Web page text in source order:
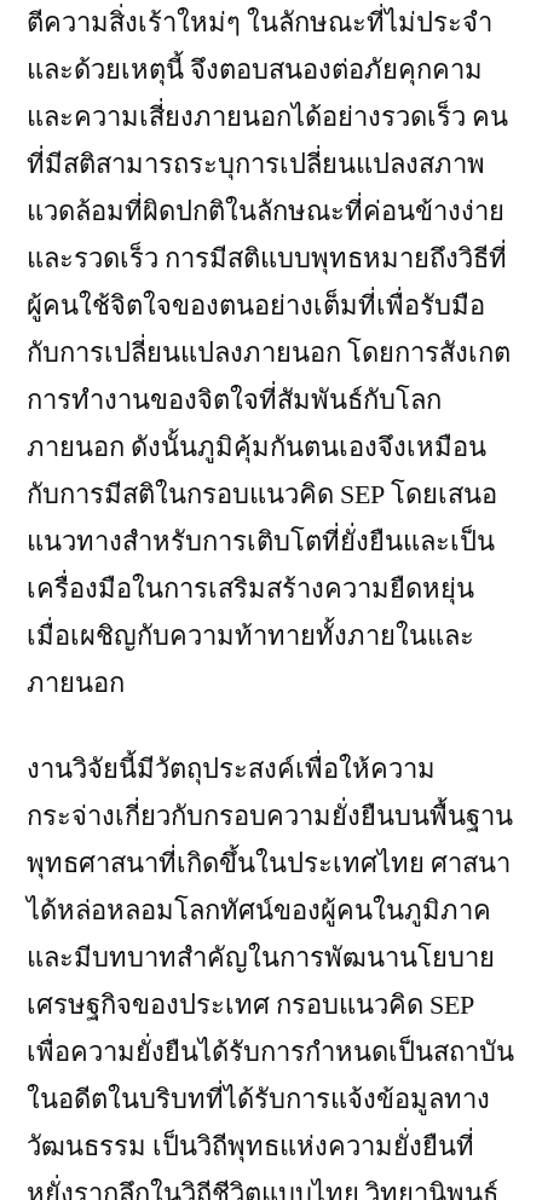
ตีความสิ่งเร้าใหม่ๆ ในลักษณะที่ไม่ประจำ
และด้วยเหตุนี้ จึงตอบสนองต่อภัยคุกคาม
และความเสี่ยงภายนอกได้อย่างรวดเร็ว คน
ที่มีสติสามารถระบุการเปลี่ยนแปลงสภาพ
แวดล้อมที่ผิดปกติในลักษณะที่ค่อนข้างง่าย
และรวดเร็ว การมีสติแบบพุทธหมายถึงวิธีที่
ผู้คนใช้จิตใจของตนอย่างเต็มที่เพื่อรับมือ
กับการเปลี่ยนแปลงภายนอก โดยการสังเกต
การทำงานของจิตใจที่สัมพันธ์กับโลก
ภายนอก ดังนั้นภูมิคุ้มกันตนเองจึงเหมือน
กับการมีสติในกรอบแนวคิด SEP โดยเสนอ
แนวทางสำหรับการเติบโตที่ยั่งยืนและเป็น
เครื่องมือในการเสริมสร้างความยืดหยุ่น
เมื่อเผชิญกับความท้าทายทั้งภายในและ
ภายนอก
งานวิจัยนี้มีวัตถุประสงค์เพื่อให้ความ
กระจ่างเกี่ยวกับกรอบความยั่งยืนบนพื้นฐาน
พุทธศาสนาที่เกิดขึ้นในประเทศไทย ศาสนา
ได้หล่อหลอมโลกทัศน์ของผู้คนในภูมิภาค
และมีบทบาทสำคัญในการพัฒนานโยบาย
เศรษฐกิจของประเทศ กรอบแนวคิด SEP
เพื่อความยั่งยืนได้รับการกำหนดเป็นสถาบัน
ในอดีตในบริบทที่ได้รับการแจ้งข้อมูลทาง
วัฒนธรรม เป็นวิถีพุทธแห่งความยั่งยืนที่